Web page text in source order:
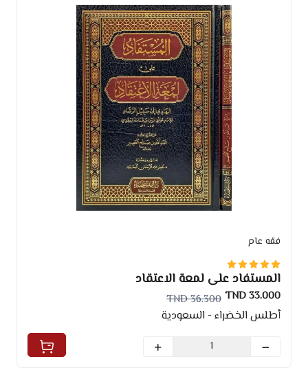
فقه عام
المستفاد على لمعة الاعتقاد
33.000 TND
36.300 TND
أطلس الخضراء - السعودية